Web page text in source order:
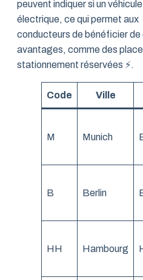
peuvent indiquer si un
électrique, ce qui permet aux
conducteurs de bénéficier de
avantages, comme des
stationnement réservées ⚡.
Code Ville
M Munich
B Berlin
HH Hambourg